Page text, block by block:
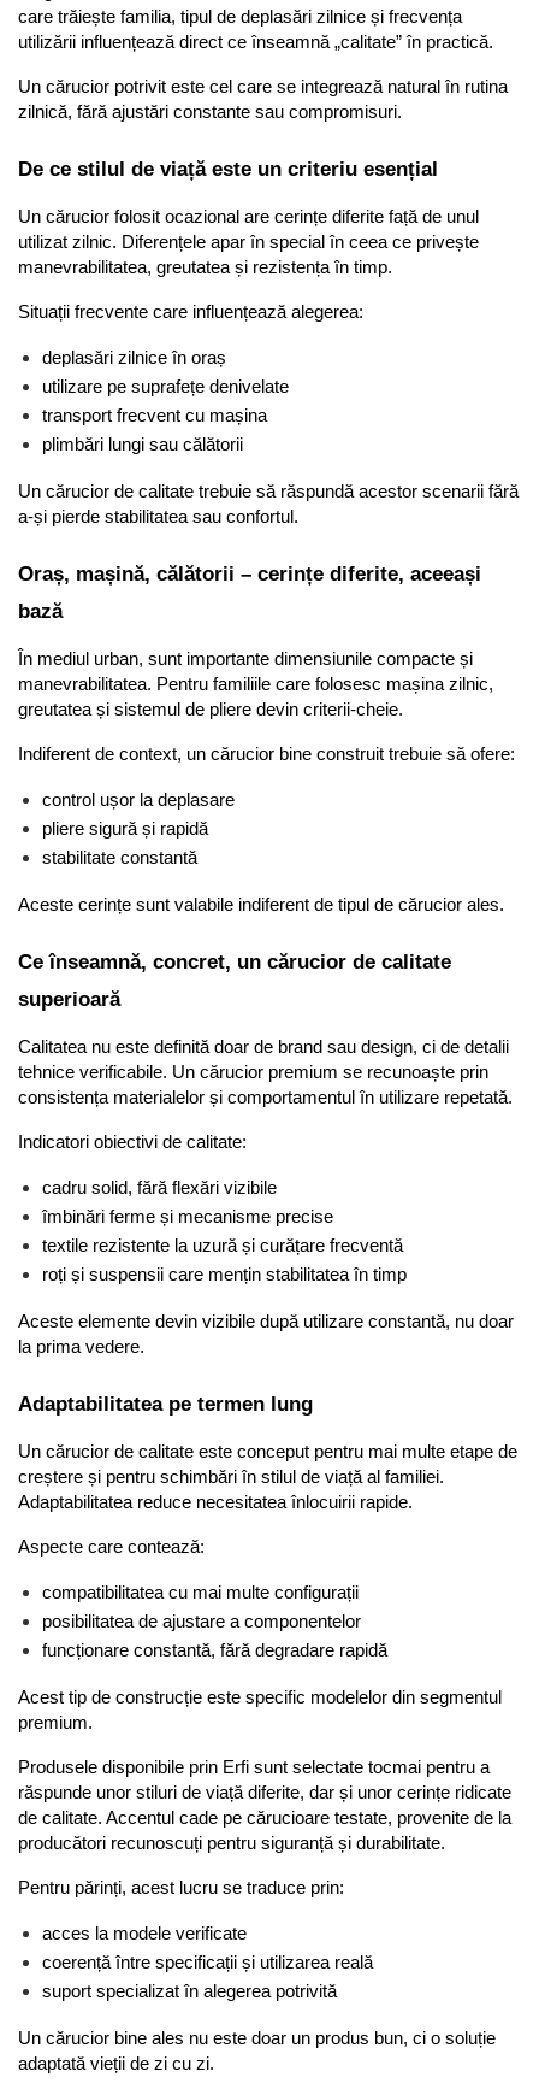
care trăiește familia, tipul de deplasări zilnice și frecvența
utilizării influențează direct ce înseamnă „calitate” în practică.
Un cărucior potrivit este cel care se integrează natural în rutina
zilnică, fără ajustări constante sau compromisuri.
De ce stilul de viață este un criteriu esențial
Un cărucior folosit ocazional are cerințe diferite față de unul
utilizat zilnic. Diferențele apar în special în ceea ce privește
manevrabilitatea, greutatea și rezistența în timp.
Situații frecvente care influențează alegerea:
deplasări zilnice în oraș
utilizare pe suprafețe denivelate
transport frecvent cu mașina
plimbări lungi sau călătorii
Un cărucior de calitate trebuie să răspundă acestor scenarii fără
a-și pierde stabilitatea sau confortul.
Oraș, mașină, călătorii – cerințe diferite, aceeași
bază
În mediul urban, sunt importante dimensiunile compacte și
manevrabilitatea. Pentru familiile care folosesc mașina zilnic,
greutatea și sistemul de pliere devin criterii-cheie.
Indiferent de context, un cărucior bine construit trebuie să ofere:
control ușor la deplasare
pliere sigură și rapidă
stabilitate constantă
Aceste cerințe sunt valabile indiferent de tipul de cărucior ales.
Ce înseamnă, concret, un cărucior de calitate
superioară
Calitatea nu este definită doar de brand sau design, ci de detalii
tehnice verificabile. Un cărucior premium se recunoaște prin
consistența materialelor și comportamentul în utilizare repetată.
Indicatori obiectivi de calitate:
cadru solid, fără flexări vizibile
îmbinări ferme și mecanisme precise
textile rezistente la uzură și curățare frecventă
roți și suspensii care mențin stabilitatea în timp
Aceste elemente devin vizibile după utilizare constantă, nu doar
la prima vedere.
Adaptabilitatea pe termen lung
Un cărucior de calitate este conceput pentru mai multe etape de
creștere și pentru schimbări în stilul de viață al familiei.
Adaptabilitatea reduce necesitatea înlocuirii rapide.
Aspecte care contează:
compatibilitatea cu mai multe configurații
posibilitatea de ajustare a componentelor
funcționare constantă, fără degradare rapidă
Acest tip de construcție este specific modelelor din segmentul
premium.
Produsele disponibile prin Erfi sunt selectate tocmai pentru a
răspunde unor stiluri de viață diferite, dar și unor cerințe ridicate
de calitate. Accentul cade pe cărucioare testate, provenite de la
producători recunoscuți pentru siguranță și durabilitate.
Pentru părinți, acest lucru se traduce prin:
acces la modele verificate
coerență între specificații și utilizarea reală
suport specializat în alegerea potrivită
Un cărucior bine ales nu este doar un produs bun, ci o soluție
adaptată vieții de zi cu zi.